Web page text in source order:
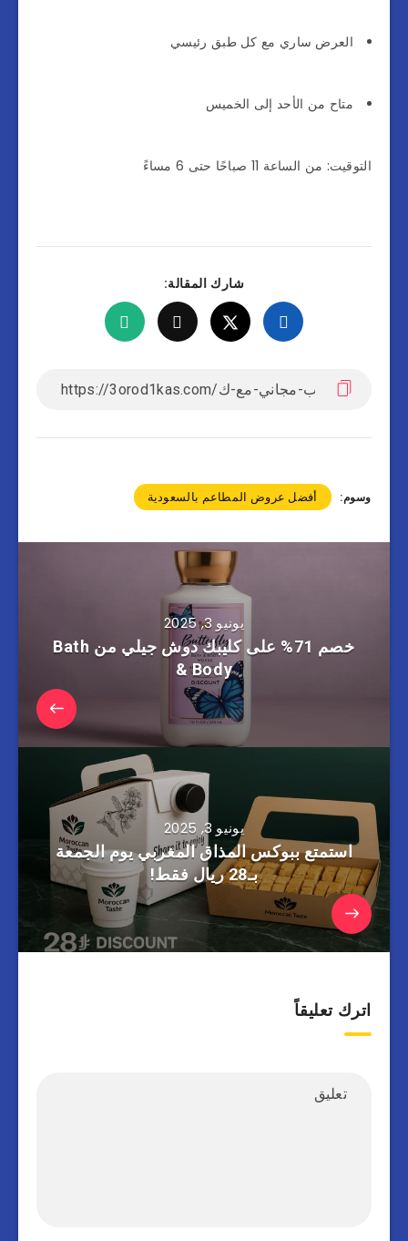
العرض ساري مع كل طبق رئيسي
متاح من الأحد إلى الخميس
التوقيت: من الساعة 11 صباحًا حتى 6 مساءً
شارك المقالة:
وسوم: أفضل عروض المطاعم بالسعودية
يونيو 3, 2025
خصم 71% على كليبك دوش جيلي من Bath
& Body
يونيو 3, 2025
استمتع ببوكس المذاق المغربي يوم الجمعة
بـ28 ريال فقط!
اترك تعليقاً